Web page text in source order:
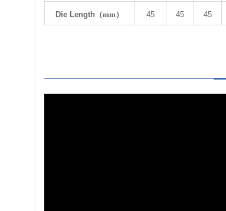
Die Length （mm） 45 45 45